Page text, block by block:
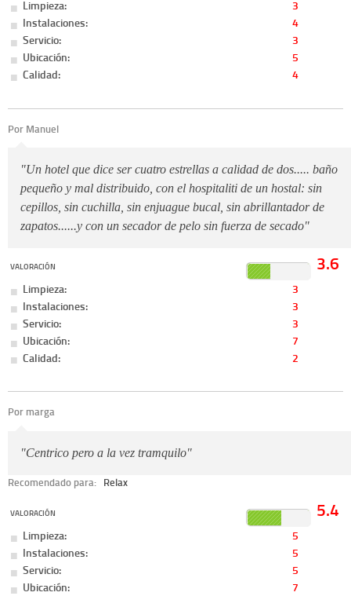
Limpieza:
3
Instalaciones:
4
Servicio:
3
Ubicación:
5
Calidad:
4
Por Manuel
"Un hotel que dice ser cuatro estrellas a calidad de dos..... baño
pequeño y mal distribuido, con el hospitaliti de un hostal: sin
cepillos, sin cuchilla, sin enjuague bucal, sin abrillantador de
zapatos......y con un secador de pelo sin fuerza de secado"
VALORACIÓN 3.6
Limpieza:
3
Instalaciones:
3
Servicio:
3
Ubicación:
7
Calidad:
2
Por marga
"Centrico pero a la vez tramquilo"
Recomendado para: Relax
VALORACIÓN 5.4
Limpieza:
5
Instalaciones:
5
Servicio:
5
Ubicación:
7